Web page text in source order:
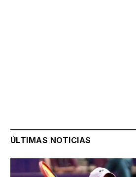
ÚLTIMAS NOTICIAS